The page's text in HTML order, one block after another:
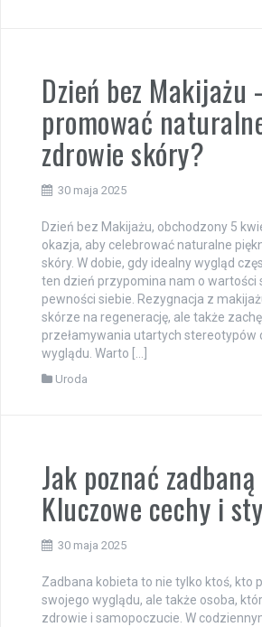
Dzień bez Makijażu
promować
zdrowie skóry?
30 maja 2025
Dzień bez Makijażu, obchodzony 5
okazja, aby celebrować naturalne
skóry. W dobie, gdy idealny wygląd
ten dzień przypomina nam o wartości
pewności siebie. Rezygnacja z
skórze na regenerację, ale także
przełamywania utartych stereotypów
wyglądu. Warto […]
Uroda
Jak poznać
Kluczowe cechy i
30 maja 2025
Zadbana kobieta to nie tylko ktoś, kto
swojego wyglądu, ale także osoba,
zdrowie i samopoczucie. W